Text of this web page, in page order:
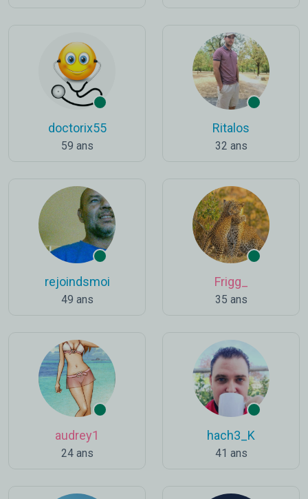
doctorix55
59 ans
Ritalos
32 ans
rejoindsmoi
49 ans
Frigg_
35 ans
audrey1
24 ans
hach3_K
41 ans